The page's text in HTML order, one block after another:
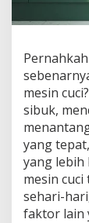
mesin
sibuk,
yang
yang lebih
mesin
sehari-
faktor lain